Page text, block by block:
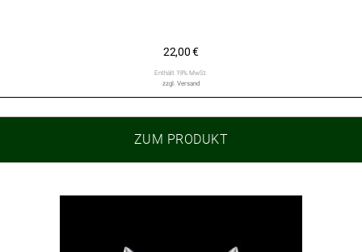
22,00€
Enthält 19% MwSt.
zzgl. Versand
ZUM PRODUKT